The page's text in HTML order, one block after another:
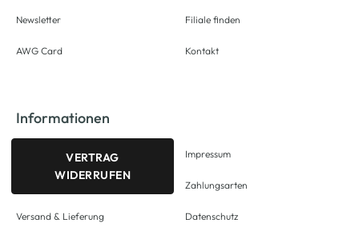
Newsletter
AWG Card
Filiale finden
Kontakt
Informationen
VERTRAG
WIDERRUFEN
Versand & Lieferung
Impressum
Zahlungsarten
Datenschutz